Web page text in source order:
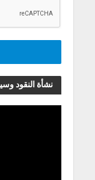
نشأة النقود